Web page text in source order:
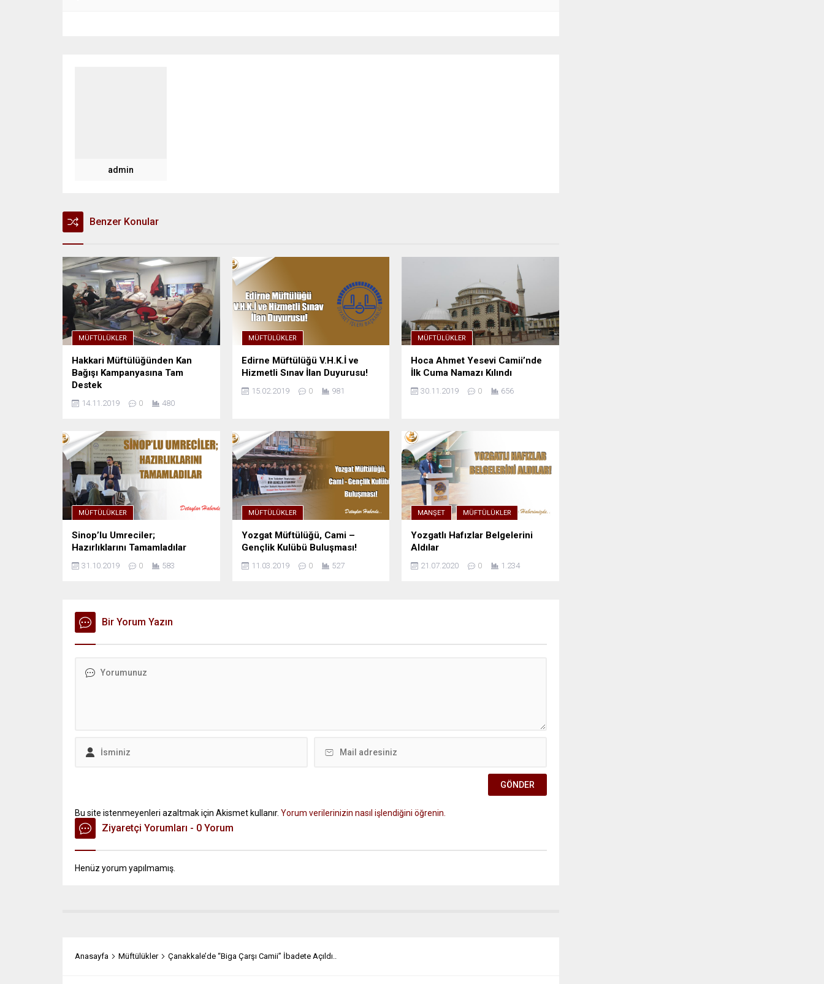
admin
Benzer Konular
MÜFTÜLÜKLER
Hakkari Müftülüğünden Kan
Bağışı Kampanyasına Tam
Destek
14.11.2019 0 480
MÜFTÜLÜKLER
Edirne Müftülüğü V.H.K.İ ve
Hizmetli Sınav İlan Duyurusu!
15.02.2019 0 981
MÜFTÜLÜKLER
Hoca Ahmet Yesevi Camii’nde
İlk Cuma Namazı Kılındı
30.11.2019 0 656
MÜFTÜLÜKLER
Sinop’lu Umreciler;
Hazırlıklarını Tamamladılar
31.10.2019 0 583
MÜFTÜLÜKLER
Yozgat Müftülüğü, Cami –
Gençlik Kulübü Buluşması!
11.03.2019 0 527
MANŞET MÜFTÜLÜKLER
Yozgatlı Hafızlar Belgelerini
Aldılar
21.07.2020 0 1.234
Bir Yorum Yazın
Bu site istenmeyenleri azaltmak için Akismet kullanır. Yorum verilerinizin nasıl işlendiğini öğrenin.
Ziyaretçi Yorumları - 0 Yorum
Henüz yorum yapılmamış.
Anasayfa Müftülükler Çanakkale’de “Biga Çarşı Camii” İbadete Açıldı..